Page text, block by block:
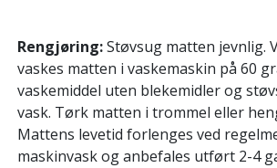
Rengjøring:Støvsug matten jevnlig.
vaskes matten i vaskemaskin på 60
vaskemiddel uten blekemidler og
vask. Tørk matten i trommel eller
Mattens levetid forlenges ved
maskinvask og anbefales utført 2-4